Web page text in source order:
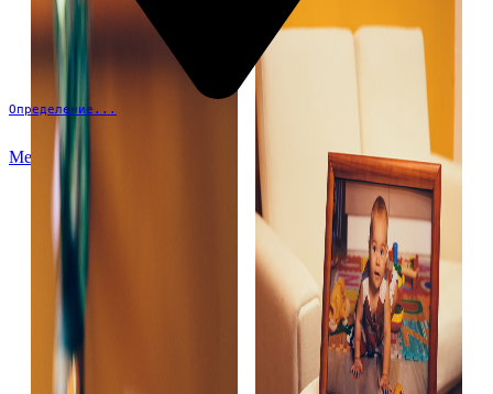
Определение...
Меню